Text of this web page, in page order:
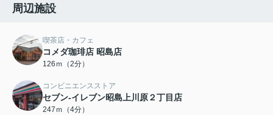
周辺施設
喫茶店・カフェ
コメダ珈琲店 昭島店
126ｍ（2分）
コンビニエンスストア
セブン-イレブン昭島上川原２丁目店
247ｍ（4分）